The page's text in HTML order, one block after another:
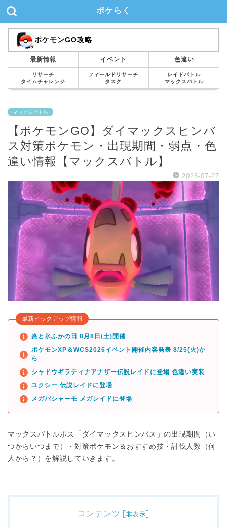
ポケらく
ポケモンGO攻略
最新情報 イベント 色違い
リサーチ
タイムチャレンジ
フィールドリサーチ
タスク
レイドバトル
マックスバトル
マックスバトル
【ポケモンGO】ダイマックスヒンバ
ス対策ポケモン・出現期間・弱点・色
違い情報【マックスバトル】
2026-07-27
最新ピックアップ情報
炎と氷ふかの日 8月8日(土)開催
ポケモンXP＆WCS2026イベント開催内容発表 8/25(火)か
ら
シャドウギラティナアナザー伝説レイドに登場 色違い実装
ユクシー 伝説レイドに登場
メガバシャーモ メガレイドに登場
マックスバトルボス「ダイマックスヒンバス」の出現期間（い
つからいつまで）・対策ポケモン＆おすすめ技・討伐人数（何
人から？）を解説していきます。
コンテンツ [非表示]